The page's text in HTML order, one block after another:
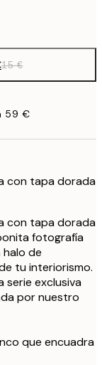
15 €
59 €
con tapa dorada
con tapa dorada
fotografía
de
tu interiorismo.
exclusiva
por nuestro
que encuadra